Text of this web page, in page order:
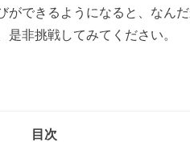
ができるようになると、なん
非挑戦してみてください。
目次